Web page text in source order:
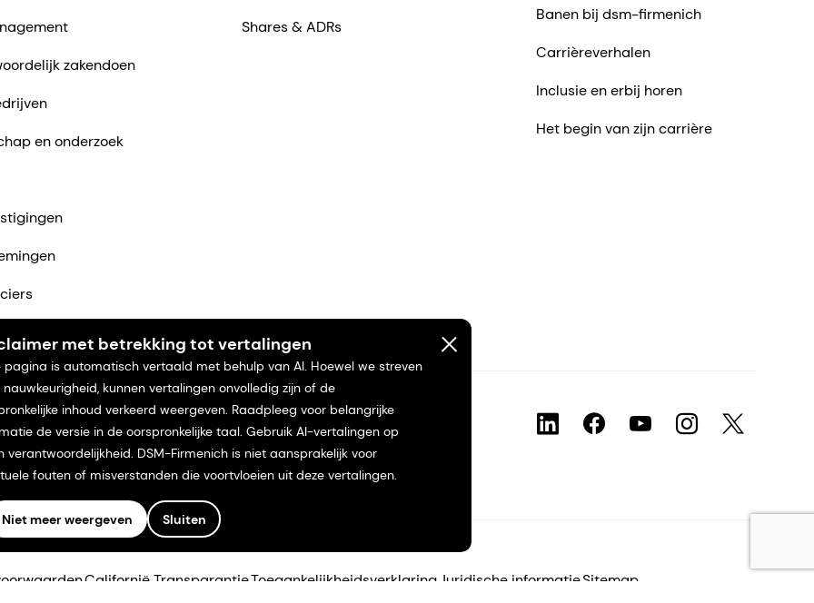
met betrekking tot vertalingen
pagina is automatisch vertaald met behulp van AI. Hoewel we streven
kunnen vertalingen onvolledig zijn of de
inhoud verkeerd weergeven. Raadpleeg voor belangrijke
de versie in de oorspronkelijke taal. Gebruik AI-vertalingen op
verantwoordelijkheid. DSM-Firmenich is niet aansprakelijk voor
fouten of misverstanden die voortvloeien uit deze vertalingen.
Niet meer weergeven Sluiten
zakendoen
en onderzoek
met ons op
Shares & ADRs
Banen bij dsm-firmenich
Carrièreverhalen
Inclusie en erbij horen
Het begin van zijn carrière
Californië TransparantieToegankelijkheidsverklaring Juridische informatieSitemap